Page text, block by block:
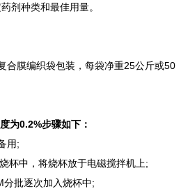
种类和最佳用量。
膜编织袋包装，每袋净重25公斤或50
为0.2%步骤如下：
用;
中，将烧杯放于电磁搅拌机上;
批逐次加入烧杯中;